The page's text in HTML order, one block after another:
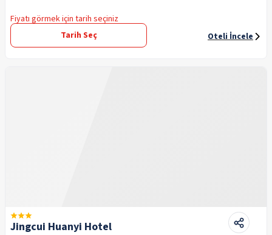
Fiyatı görmek için tarih seçiniz
Tarih Seç
Oteli İncele
Jingcui Huanyi Hotel